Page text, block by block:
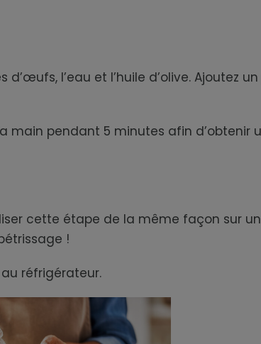
l’eau et l’huile d’olive. Ajoutez
pendant 5 minutes afin d’obtenir
cette étape de la même façon sur
!
réfrigérateur.